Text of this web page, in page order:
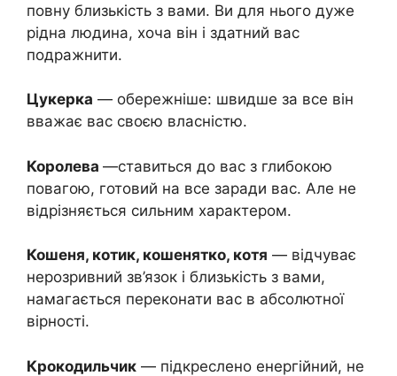
повну близькість з вами. Ви для нього дуже
рідна людина, хоча він і здатний вас
подражнити.
Цукерка — обережніше: швидше за все він
вважає вас своєю власністю.
Королева —ставиться до вас з глибокою
повагою, готовий на все заради вас. Але не
відрізняється сильним характером.
Кошеня, котик, кошенятко, котя — відчуває
нерозривний зв’язок і близькість з вами,
намагається переконати вас в абсолютної
вірності.
Крокодильчик — підкреслено енергійний, не